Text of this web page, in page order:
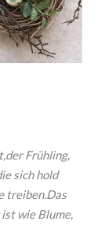
der Frühling,
sich hold
treiben. Das
wie Blume,